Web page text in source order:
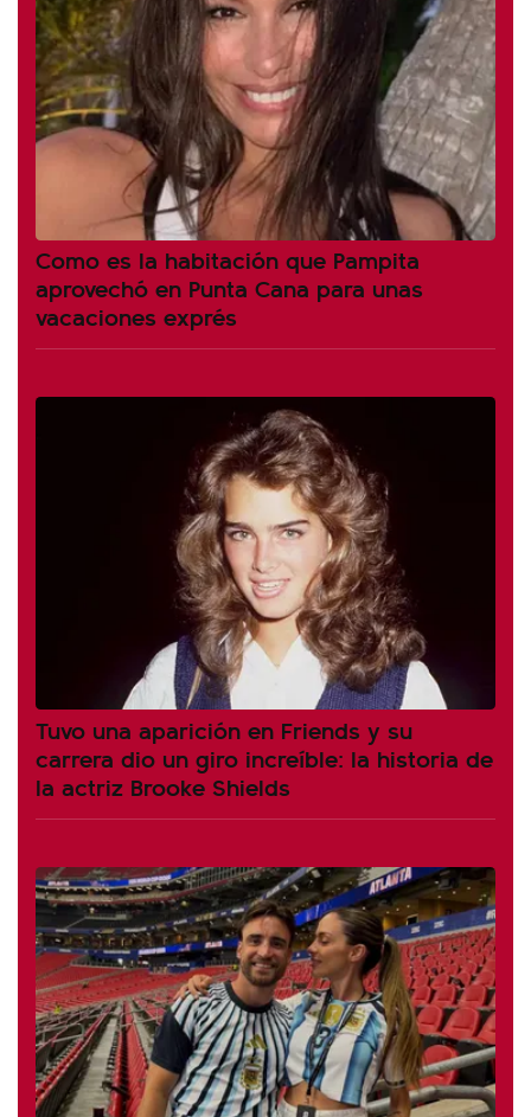
Como es la habitación que Pampita
aprovechó en Punta Cana para unas
vacaciones exprés
Tuvo una aparición en Friends y su
carrera dio un giro increíble: la historia de
la actriz Brooke Shields